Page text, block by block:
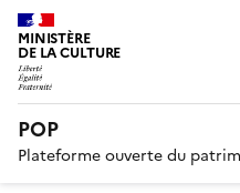
MINISTÈRE
DE LA CULTURE
POP
Plateforme ouverte du